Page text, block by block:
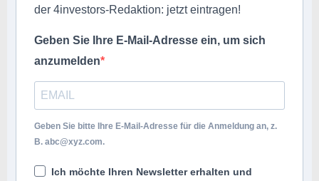
der 4investors-Redaktion: jetzt eintragen!
Geben Sie Ihre E-Mail-Adresse ein, um sich
anzumelden
Geben Sie bitte Ihre E-Mail-Adresse für die Anmeldung an, z.
B. abc@xyz.com.
Ich möchte Ihren Newsletter erhalten und